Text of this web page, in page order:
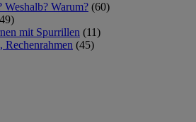
Weshalb? Warum? (60)
mit Spurrillen (11)
Rechenrahmen (45)